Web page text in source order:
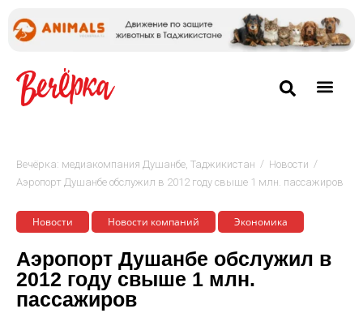
Вечёрка: медиакомпания Душанбе, Таджикистан / Новости /
Аэропорт Душанбе обслужил в 2012 году свыше 1 млн. пассажиров
Новости Новости компаний Экономика
Аэропорт Душанбе обслужил в
2012 году свыше 1 млн.
пассажиров